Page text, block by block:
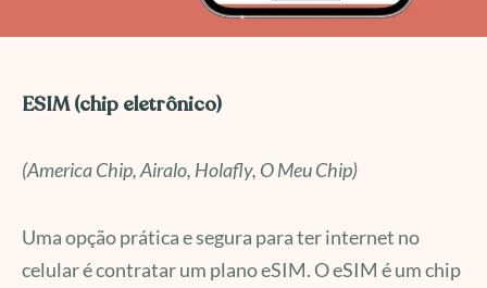
ESIM (chip eletrônico)
(America Chip, Airalo, Holafly, O Meu Chip)
Uma opção prática e segura para ter internet no
celular é contratar um plano eSIM. O eSIM é um chip